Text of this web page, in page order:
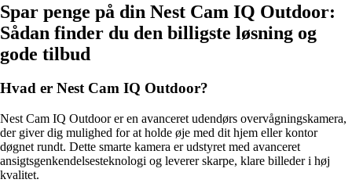
Spar penge på din Nest Cam IQ Outdoor:
Sådan finder du den billigste løsning og
gode tilbud
Hvad er Nest Cam IQ Outdoor?
Nest Cam IQ Outdoor er en avanceret udendørs overvågningskamera,
der giver dig mulighed for at holde øje med dit hjem eller kontor
døgnet rundt. Dette smarte kamera er udstyret med avanceret
ansigtsgenkendelsesteknologi og leverer skarpe, klare billeder i høj
kvalitet.